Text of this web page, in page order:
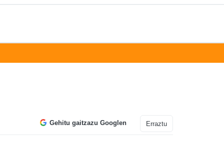
Gehitu gaitzazu Googlen Erraztu